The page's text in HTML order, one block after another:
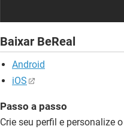
Baixar BeReal
Android
iOS
Passo a passo
Crie seu perfil e personalize